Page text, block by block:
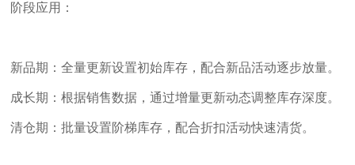
阶段应用：
新品期：全量更新设置初始库存，配合新品活动逐步放量。
成长期：根据销售数据，通过增量更新动态调整库存深度。
清仓期：批量设置阶梯库存，配合折扣活动快速清货。